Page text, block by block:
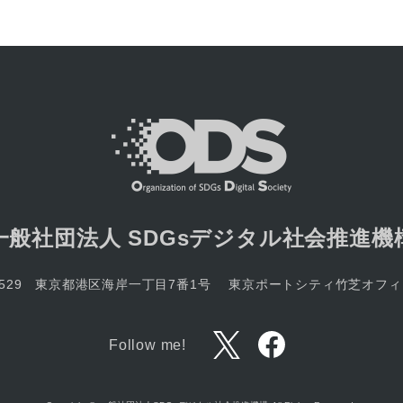
般社団法人 SDGsデジタル社会推進機
東京都港区海岸一丁目7番1号 東京ポートシティ竹芝オフ
Follow me!